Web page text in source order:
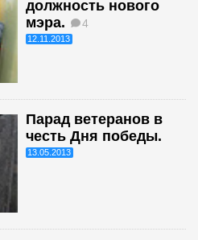
должность нового
мэра.
4
12.11.2013
Парад ветеранов в
честь Дня победы.
13.05.2013